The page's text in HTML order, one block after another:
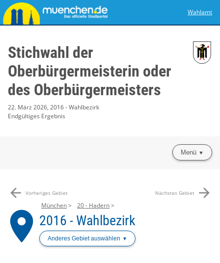
Wahlamt
Stichwahl der
Oberbürgermeisterin oder
des Oberbürgermeisters
22. März 2026, 2016 - Wahlbezirk
Endgültiges Ergebnis
Menü
arrow_back Vorheriges Gebiet Nächstes Gebiet arrow_forward
place
München 20 - Hadern
2016 - Wahlbezirk
Anderes Gebiet auswählen